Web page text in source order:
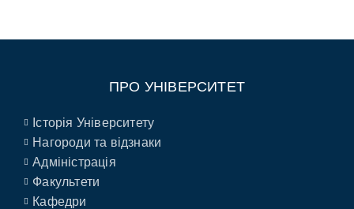
ПРО УНІВЕРСИТЕТ
Історія Університету
Нагороди та відзнаки
Адміністрація
Факультети
Кафедри